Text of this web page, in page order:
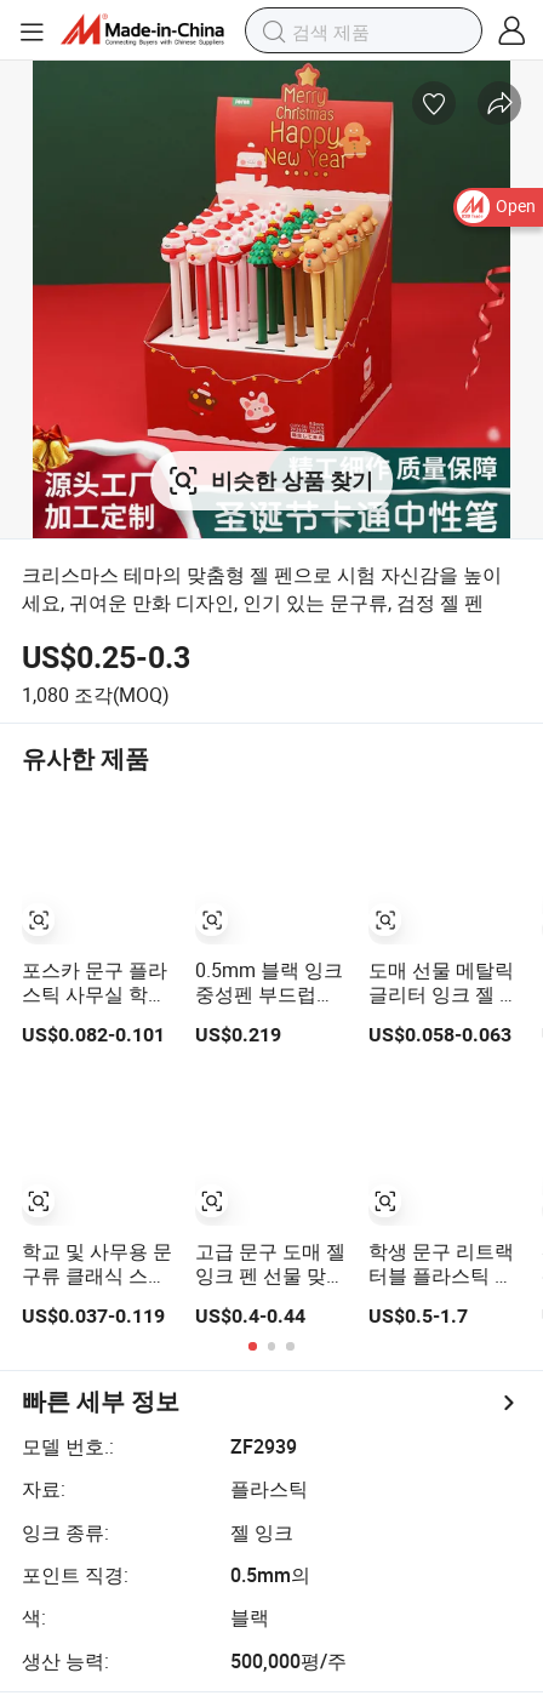
Open
비슷한 상품 찾기
크리스마스 테마의 맞춤형 젤 펜으로 시험 자신감을 높이
세요, 귀여운 만화 디자인, 인기 있는 문구류, 검정 젤 펜
US$0.25-0.3
1,080 조각(MOQ)
유사한 제품
포스카 문구 플라
스틱 사무실 학교
젤 잉크 펜 선물용
US$0.082-0.101
학교 및 사무용 문
구류 클래식 스타
US$0.037-0.119
0.5mm 블랙 잉크
중성펜 부드럽고
빠른 건조 리트랙
터블 젤펜 편안한
US$0.219
고급 문구 도매 젤
잉크 펜 선물 맞춤
US$0.4-0.44
도매 선물 메탈릭
글리터 잉크 젤 펜
색칠용
US$0.058-0.063
학생 문구 리트랙
터블 플라스틱 유
펜 (WG 1096)
US$0.5-1.7
빠른 세부 정보
모델 번호.:
ZF2939
자료:
플라스틱
잉크 종류:
젤 잉크
포인트 직경:
0.5mm의
색:
블랙
생산 능력:
500,000평/주